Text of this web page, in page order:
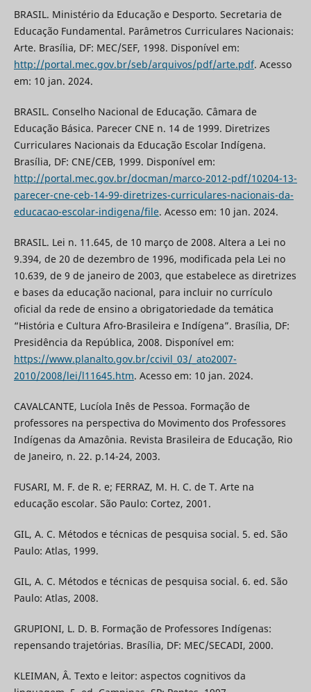
BRASIL. Ministério da Educação e Desporto. Secretaria de
Educação Fundamental. Parâmetros Curriculares Nacionais:
Arte. Brasília, DF: MEC/SEF, 1998. Disponível em:
http://portal.mec.gov.br/seb/arquivos/pdf/arte.pdf. Acesso
em: 10 jan. 2024.
BRASIL. Conselho Nacional de Educação. Câmara de
Educação Básica. Parecer CNE n. 14 de 1999. Diretrizes
Curriculares Nacionais da Educação Escolar Indígena.
Brasília, DF: CNE/CEB, 1999. Disponível em:
http://portal.mec.gov.br/docman/marco-2012-pdf/10204-13-
parecer-cne-ceb-14-99-diretrizes-curriculares-nacionais-da-
educacao-escolar-indigena/file. Acesso em: 10 jan. 2024.
BRASIL. Lei n. 11.645, de 10 março de 2008. Altera a Lei no
9.394, de 20 de dezembro de 1996, modificada pela Lei no
10.639, de 9 de janeiro de 2003, que estabelece as diretrizes
e bases da educação nacional, para incluir no currículo
oficial da rede de ensino a obrigatoriedade da temática
“História e Cultura Afro-Brasileira e Indígena”. Brasília, DF:
Presidência da República, 2008. Disponível em:
https://www.planalto.gov.br/ccivil_03/_ato2007-
2010/2008/lei/l11645.htm. Acesso em: 10 jan. 2024.
CAVALCANTE, Lucíola Inês de Pessoa. Formação de
professores na perspectiva do Movimento dos Professores
Indígenas da Amazônia. Revista Brasileira de Educação, Rio
de Janeiro, n. 22. p.14-24, 2003.
FUSARI, M. F. de R. e; FERRAZ, M. H. C. de T. Arte na
educação escolar. São Paulo: Cortez, 2001.
GIL, A. C. Métodos e técnicas de pesquisa social. 5. ed. São
Paulo: Atlas, 1999.
GIL, A. C. Métodos e técnicas de pesquisa social. 6. ed. São
Paulo: Atlas, 2008.
GRUPIONI, L. D. B. Formação de Professores Indígenas:
repensando trajetórias. Brasília, DF: MEC/SECADI, 2000.
KLEIMAN, Â. Texto e leitor: aspectos cognitivos da